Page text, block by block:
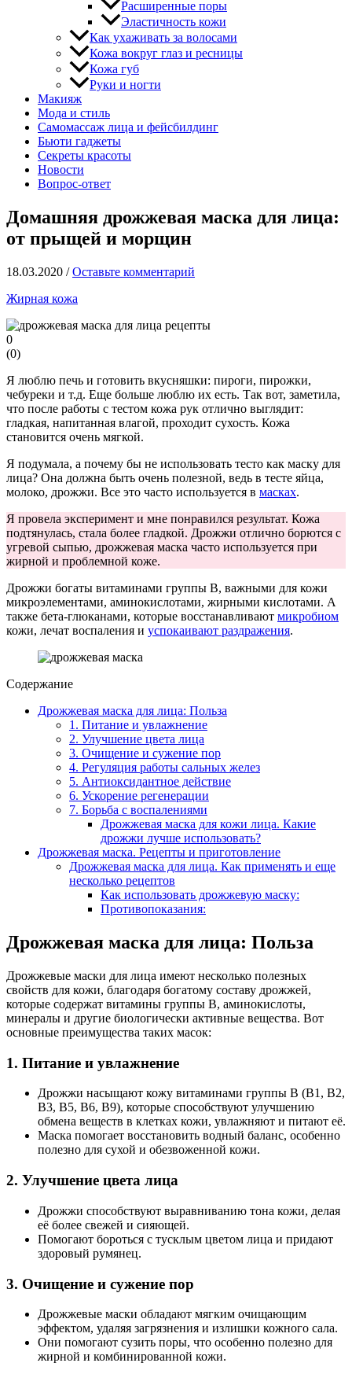
Расширенные поры
Эластичность кожи
Как ухаживать за волосами
Кожа вокруг глаз и ресницы
Кожа губ
Руки и ногти
Макияж
Мода и стиль
Самомассаж лица и фейсбилдинг
Бьюти гаджеты
Секреты красоты
Новости
Вопрос-ответ
Домашняя дрожжевая маска для лица:
от прыщей и морщин
18.03.2020 /Оставьте комментарий
Жирная кожа
0
(0)
Я люблю печь и готовить вкусняшки: пироги, пирожки,
чебуреки и т.д. Еще больше люблю их есть. Так вот, заметила,
что после работы с тестом кожа рук отлично выглядит:
гладкая, напитанная влагой, проходит сухость. Кожа
становится очень мягкой.
Я подумала, а почему бы не использовать тесто как маску для
лица? Она должна быть очень полезной, ведь в тесте яйца,
молоко, дрожжи. Все это часто используется в масках.
Я провела эксперимент и мне понравился результат. Кожа
подтянулась, стала более гладкой. Дрожжи отлично борются с
угревой сыпью, дрожжевая маска часто используется при
жирной и проблемной коже.
Дрожжи богаты витаминами группы В, важными для кожи
микроэлементами, аминокислотами, жирными кислотами. А
также бета-глюканами, которые восстанавливают микробиом
кожи, лечат воспаления и успокаивают раздражения.
Содержание
Дрожжевая маска для лица: Польза
1. Питание и увлажнение
2. Улучшение цвета лица
3. Очищение и сужение пор
4. Регуляция работы сальных желез
5. Антиоксидантное действие
6. Ускорение регенерации
7. Борьба с воспалениями
Дрожжевая маска для кожи лица. Какие
дрожжи лучше использовать?
Дрожжевая маска. Рецепты и приготовление
Дрожжевая маска для лица. Как применять и еще
несколько рецептов
Как использовать дрожжевую маску:
Противопоказания:
Дрожжевая маска для лица: Польза
Дрожжевые маски для лица имеют несколько полезных
свойств для кожи, благодаря богатому составу дрожжей,
которые содержат витамины группы B, аминокислоты,
минералы и другие биологически активные вещества. Вот
основные преимущества таких масок:
1. Питание и увлажнение
Дрожжи насыщают кожу витаминами группы B (B1, B2,
B3, B5, B6, B9), которые способствуют улучшению
обмена веществ в клетках кожи, увлажняют и питают её.
Маска помогает восстановить водный баланс, особенно
полезно для сухой и обезвоженной кожи.
2. Улучшение цвета лица
Дрожжи способствуют выравниванию тона кожи, делая
её более свежей и сияющей.
Помогают бороться с тусклым цветом лица и придают
здоровый румянец.
3. Очищение и сужение пор
Дрожжевые маски обладают мягким очищающим
эффектом, удаляя загрязнения и излишки кожного сала.
Они помогают сузить поры, что особенно полезно для
жирной и комбинированной кожи.